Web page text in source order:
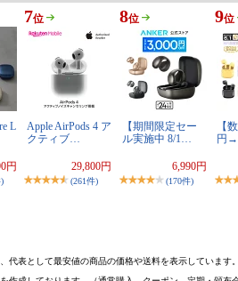
L
円
7位
Apple AirPods 4 ア
クティブ…
29,800円
(261件)
8位
【期間限定セー
ル実施中 8/1…
6,990円
(170件)
9位
【
円
表として最安値の商品の価格や送料を表示しています。